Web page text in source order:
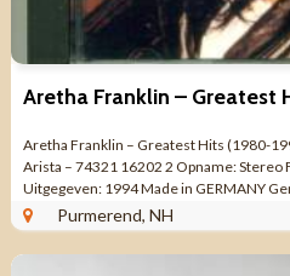
Aretha Franklin – Greatest Hits (1980-
Arista – 74321 16202 2 Opname: Stereo
Uitgegeven: 1994 Made in GERMANY
Rock, Ballad, ...
Purmerend, NH